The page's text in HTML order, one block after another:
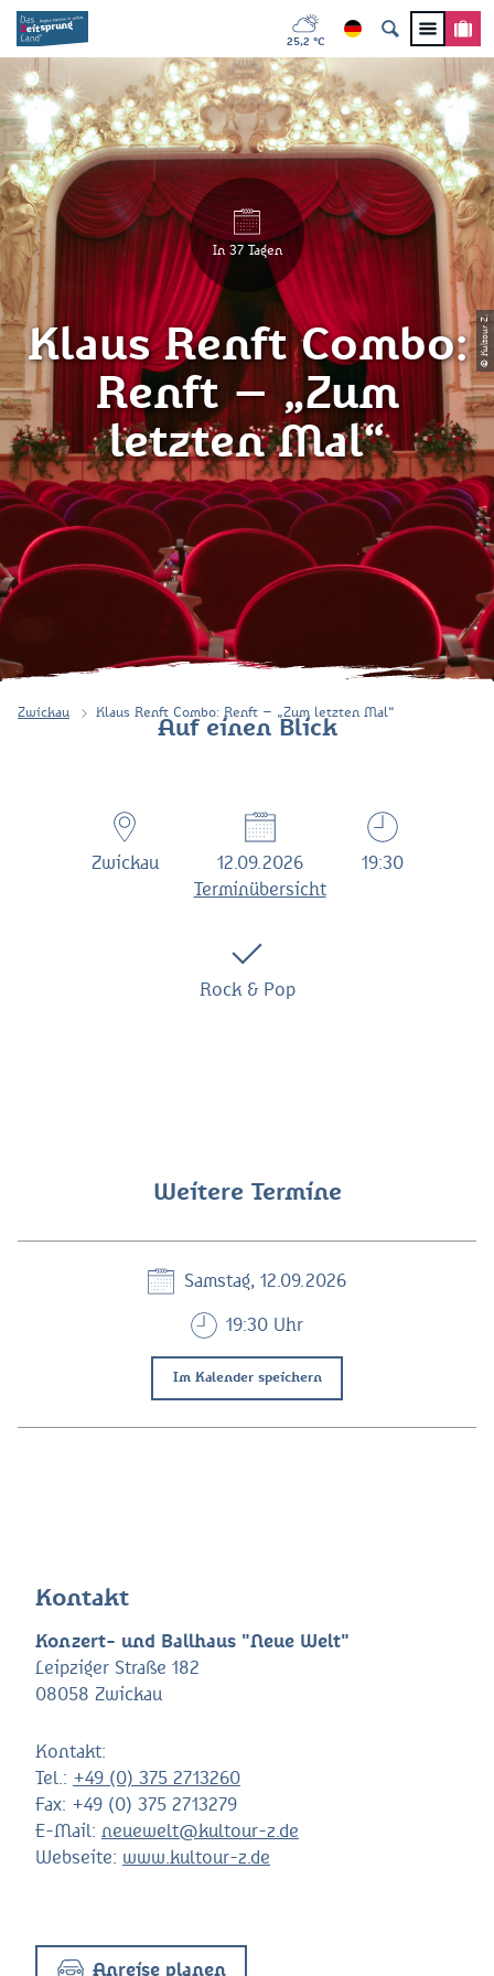
25,2 °C
© Kultour Z.
In 37 Tagen
Klaus Renft Combo:
Renft – „Zum
letzten Mal“
Zwickau Klaus Renft Combo: Renft – „Zum letzten Mal“
Auf einen Blick
Zwickau
12.09.2026
Terminübersicht
19:30
Rock & Pop
Weitere Termine
Samstag, 12.09.2026
19:30 Uhr
Im Kalender speichern
Kontakt
Konzert- und Ballhaus "Neue Welt"
Leipziger Straße 182
08058 Zwickau
Kontakt:
Tel.: +49 (0) 375 2713260
Fax: +49 (0) 375 2713279
E-Mail: neuewelt@kultour-z.de
Webseite: www.kultour-z.de
Anreise planen